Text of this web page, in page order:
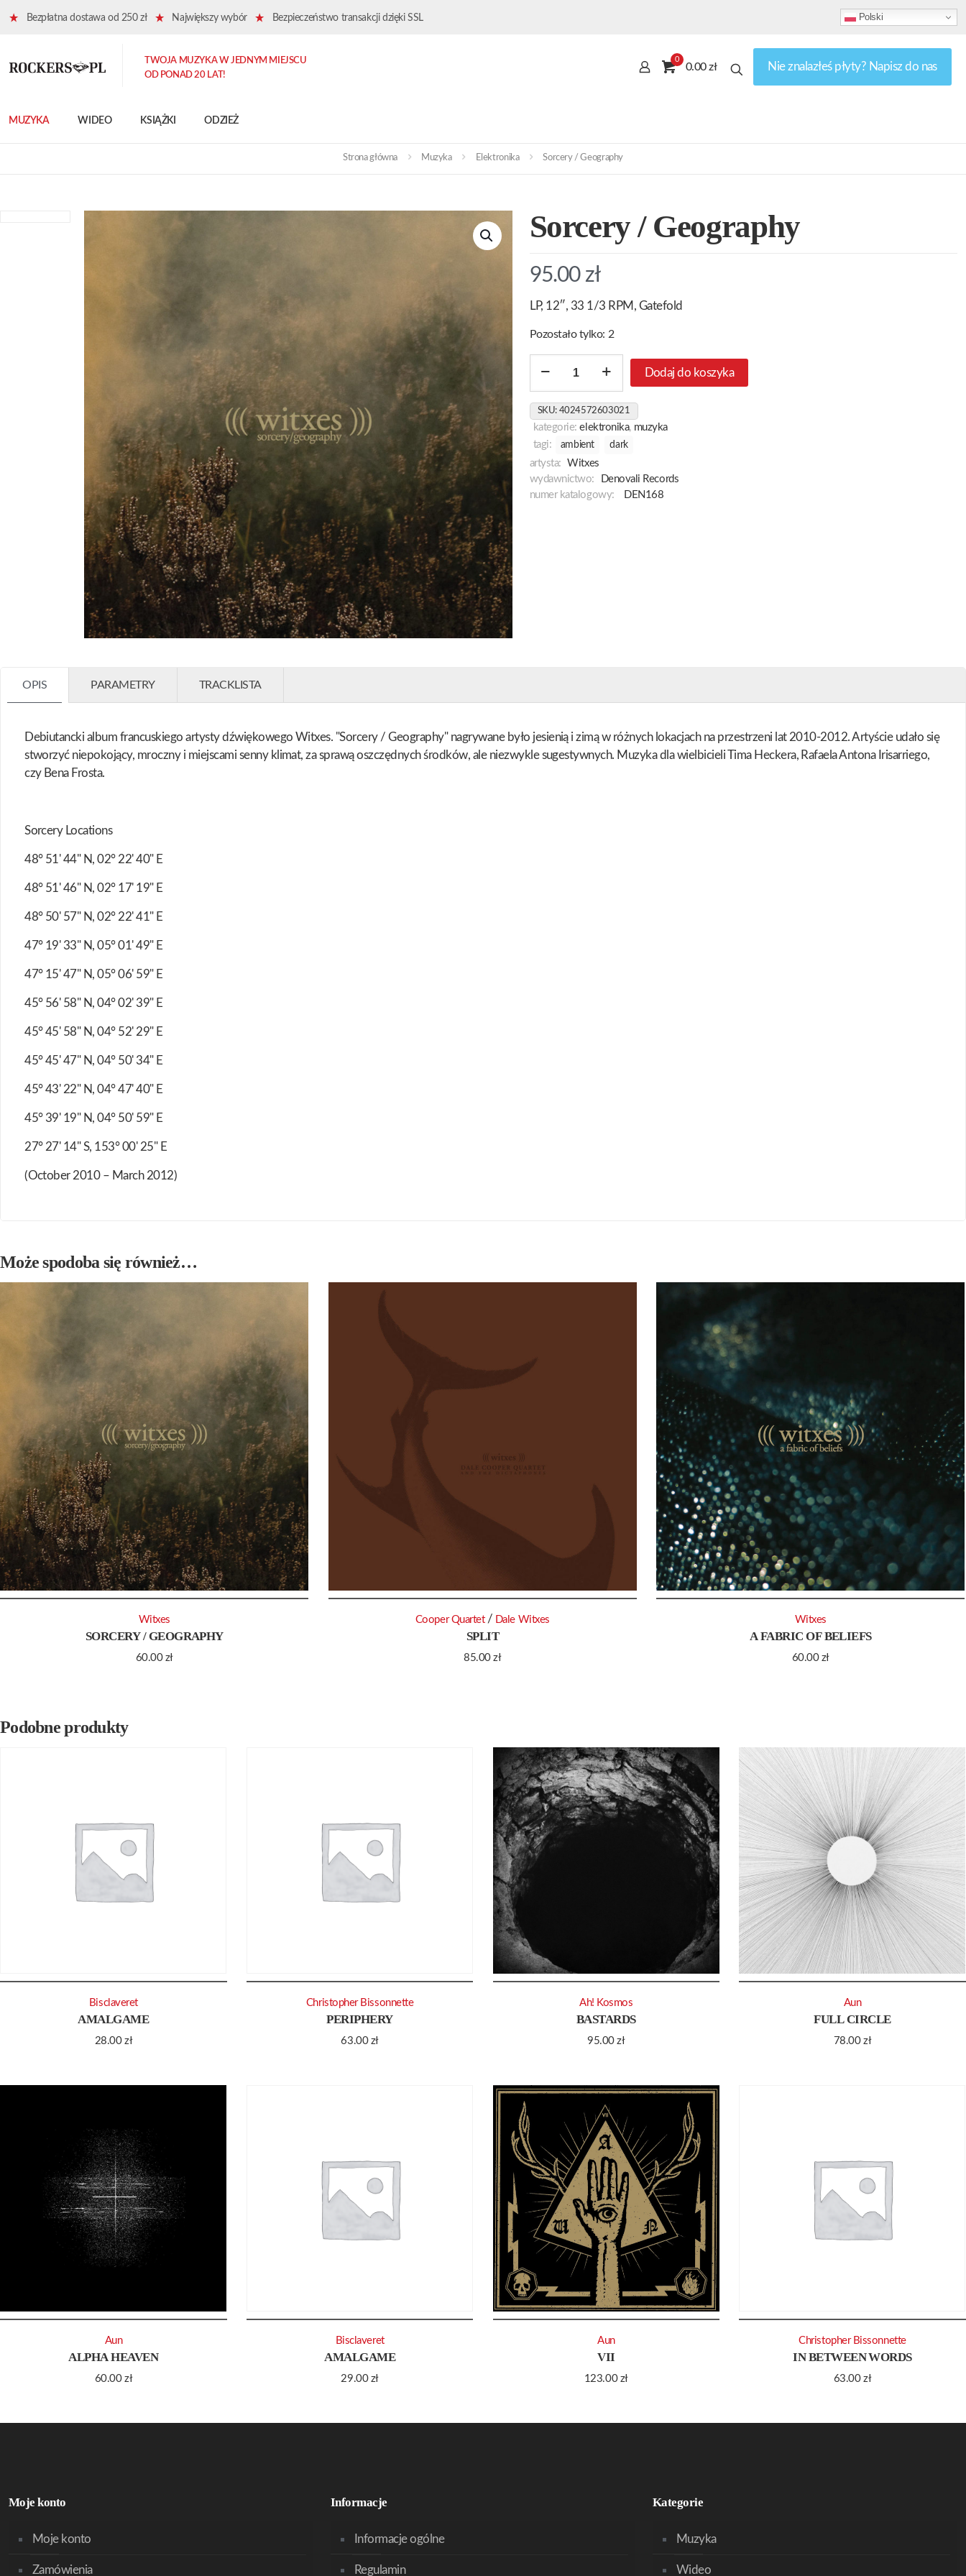
Bezpłatna dostawa od 250 zł Największy wybór Bezpieczeństwo transakcji dzięki SSL Polski
MUZYKA WIDEO KSIĄŻKI ODZIEŻ
TWOJA MUZYKA W JEDNYM MIEJSCU
OD PONAD 20 LAT!
0
0.00 zł Nie znalazłeś płyty? Napisz do nas
Strona główna Muzyka Elektronika Sorcery / Geography
Sorcery / Geography
95.00 zł
LP, 12″, 33 1/3 RPM, Gatefold
Pozostało tylko: 2
Geography
Dodaj do koszyka
SKU: 4024572603021
kategorie:elektronika, muzyka
tagi:
ambient dark
artysta:
Witxes
wydawnictwo:
Denovali Records
numer katalogowy:
DEN168
OPIS PARAMETRY TRACKLISTA
Debiutancki album francuskiego artysty dźwiękowego Witxes. "Sorcery / Geography" nagrywane było jesienią i zimą w różnych lokacjach na przestrzeni lat 2010-2012. Artyście udało się
stworzyć niepokojący, mroczny i miejscami senny klimat, za sprawą oszczędnych środków, ale niezwykle sugestywnych. Muzyka dla wielbicieli Tima Heckera, Rafaela Antona Irisarriego,
czy Bena Frosta.
Sorcery Locations
48° 51' 44" N, 02° 22' 40" E
48° 51' 46" N, 02° 17' 19" E
48° 50' 57" N, 02° 22' 41" E
47° 19' 33" N, 05° 01' 49" E
47° 15' 47" N, 05° 06' 59" E
45° 56' 58" N, 04° 02' 39" E
45° 45' 58" N, 04° 52' 29" E
45° 45' 47" N, 04° 50' 34" E
45° 43' 22" N, 04° 47' 40" E
45° 39' 19" N, 04° 50' 59" E
27° 27' 14" S, 153° 00' 25" E
(October 2010 – March 2012)
Może spodoba się również…
SORCERY / GEOGRAPHY
60.00 zł
Witxes
SPLIT
85.00zł
Cooper Quartet / Dale Witxes
A FABRIC OF BELIEFS
60.00 zł
Witxes
Podobne produkty
AMALGAME
28.00zł
Bisclaveret
PERIPHERY
63.00 zł
Christopher Bissonnette
BASTARDS
95.00zł
Ah! Kosmos
FULL CIRCLE
78.00zł
Aun
ALPHA HEAVEN
60.00zł
Aun
AMALGAME
29.00 zł
Bisclaveret
VII
123.00 zł
Aun
IN BETWEEN WORDS
63.00zł
Christopher Bissonnette
Moje konto
Moje konto
Zamówienia
Informacje
Informacje ogólne
Regulamin
Kategorie
Muzyka
Wideo